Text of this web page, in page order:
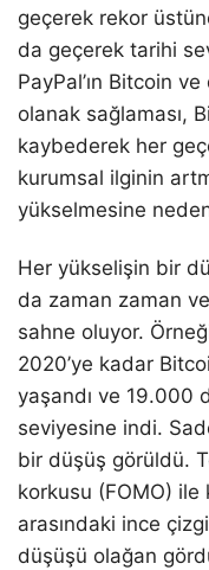
geçerek rekor
da geçerek tarihi
PayPal’ın Bitcoin
olanak sağlaması,
kaybederek her
kurumsal ilginin
yükselmesine
Her yükselişin bir
da zaman zaman
sahne oluyor.
2020’ye kadar
yaşandı ve 19.000
seviyesine indi.
bir düşüş görüldü.
korkusu (FOMO)
arasındaki ince
düşüşü olağan